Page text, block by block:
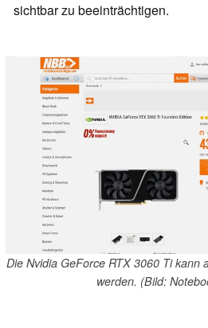
sichtbar zu beeinträchtigen.
Die Nvidia GeForce RTX 3060 Ti kann
werden. (Bild: